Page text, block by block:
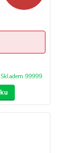
Skladem 99999